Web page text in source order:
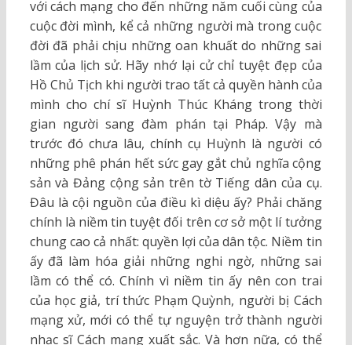
với cách mạng cho đến những năm cuối cùng của
cuộc đời mình, kể cả những người mà trong cuộc
đời đã phải chịu những oan khuất do những sai
lầm của lịch sử. Hãy nhớ lại cử chỉ tuyệt đẹp của
Hồ Chủ Tịch khi người trao tất cả quyền hành của
mình cho chí sĩ Huỳnh Thúc Kháng trong thời
gian người sang đàm phán tại Pháp. Vậy mà
trước đó chưa lâu, chính cụ Huỳnh là người có
những phê phán hết sức gay gắt chủ nghĩa cộng
sản và Đảng cộng sản trên tờ Tiếng dân của cụ.
Đâu là cội nguồn của điều kì diệu ấy? Phải chăng
chính là niềm tin tuyệt đối trên cơ sở một lí tưởng
chung cao cả nhất: quyền lợi của dân tộc. Niềm tin
ấy đã làm hóa giải những nghi ngờ, những sai
lầm có thể có. Chính vì niềm tin ấy nên con trai
của học giả, trí thức Phạm Quỳnh, người bị Cách
mạng xử, mới có thể tự nguyện trở thành người
nhạc sĩ Cách mạng xuất sắc. Và hơn nữa, có thể